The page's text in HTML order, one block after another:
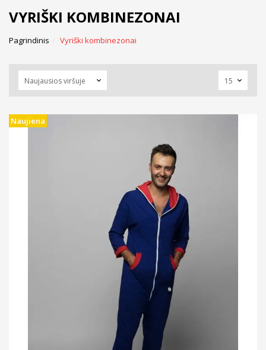
VYRIŠKI KOMBINEZONAI
Pagrindinis Vyriški kombinezonai
Naujiena